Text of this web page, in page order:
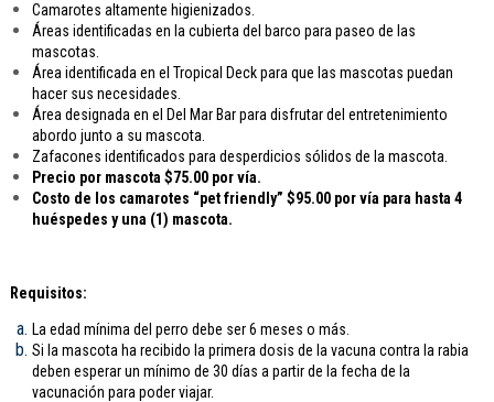
Camarotes altamente higienizados.
Áreas identificadas en la cubierta del barco para paseo de las
mascotas.
Área identificada en el Tropical Deck para que las mascotas puedan
hacer sus necesidades.
Área designada en el Del Mar Bar para disfrutar del entretenimiento
abordo junto a su mascota.
Zafacones identificados para desperdicios sólidos de la mascota.
Precio por mascota $75.00 por vía.
Costo de los camarotes “pet friendly” $95.00 por vía para hasta 4
huéspedes y una (1) mascota.
Requisitos:
La edad mínima del perro debe ser 6 meses o más.
Si la mascota ha recibido la primera dosis de la vacuna contra la rabia
deben esperar un mínimo de 30 días a partir de la fecha de la
vacunación para poder viajar.